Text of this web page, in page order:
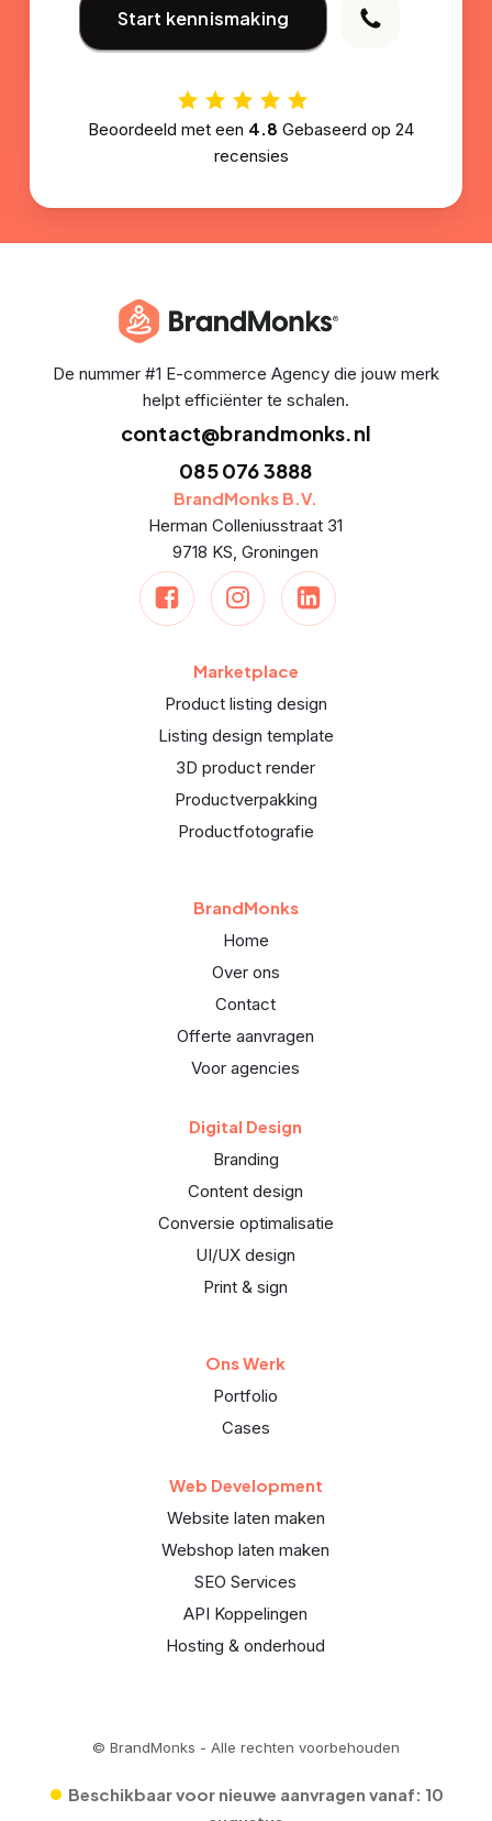
Start kennismaking
Beoordeeld met een 4.8 Gebaseerd op24
recensies
De nummer #1 E-commerce Agency die jouw merk
helpt efficiënter te schalen.
contact@brandmonks.nl
085 076 3888
BrandMonks B.V.
Herman Colleniusstraat 31
9718 KS, Groningen
Marketplace
Product listing design
Listing design template
3D product render
Productverpakking
Productfotografie
BrandMonks
Home
Over ons
Contact
Offerte aanvragen
Voor agencies
Digital Design
Branding
Content design
Conversie optimalisatie
UI/UX design
Print & sign
Ons Werk
Portfolio
Cases
Web Development
Website laten maken
Webshop laten maken
SEO Services
API Koppelingen
Hosting & onderhoud
© BrandMonks - Alle rechten voorbehouden
• Beschikbaar voor nieuwe aanvragen vanaf: 10